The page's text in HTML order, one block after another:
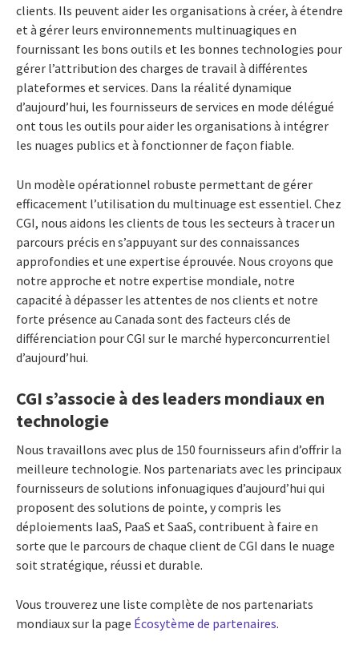
clients. Ils peuvent aider les organisations à créer, à étendre
et à gérer leurs environnements multinuagiques en
fournissant les bons outils et les bonnes technologies pour
gérer l’attribution des charges de travail à différentes
plateformes et services. Dans la réalité dynamique
d’aujourd’hui, les fournisseurs de services en mode délégué
ont tous les outils pour aider les organisations à intégrer
les nuages publics et à fonctionner de façon fiable.
Un modèle opérationnel robuste permettant de gérer
efficacement l’utilisation du multinuage est essentiel. Chez
CGI, nous aidons les clients de tous les secteurs à tracer un
parcours précis en s’appuyant sur des connaissances
approfondies et une expertise éprouvée. Nous croyons que
notre approche et notre expertise mondiale, notre
capacité à dépasser les attentes de nos clients et notre
forte présence au Canada sont des facteurs clés de
différenciation pour CGI sur le marché hyperconcurrentiel
d’aujourd’hui.
CGI s’associe à des leaders mondiaux en
technologie
Nous travaillons avec plus de 150 fournisseurs afin d’offrir la
meilleure technologie. Nos partenariats avec les principaux
fournisseurs de solutions infonuagiques d’aujourd’hui qui
proposent des solutions de pointe, y compris les
déploiements IaaS, PaaS et SaaS, contribuent à faire en
sorte que le parcours de chaque client de CGI dans le nuage
soit stratégique, réussi et durable.
Vous trouverez une liste complète de nos partenariats
mondiaux sur la page Écosytème de partenaires.